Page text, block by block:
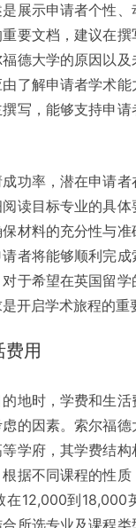
展示申请者个性、
要文档，建议在撰
德大学的原因以
了解申请者学术能
写，能够支持申请
功率，潜在申请
读目标专业的具体
材料的充分性与准
者将能够顺利完成
于希望在英国留学
开启学术旅程的重
费用
地时，学费和生活
的因素。索尔福德
学府，其学费结
据不同课程的性质
在12,000到18,000